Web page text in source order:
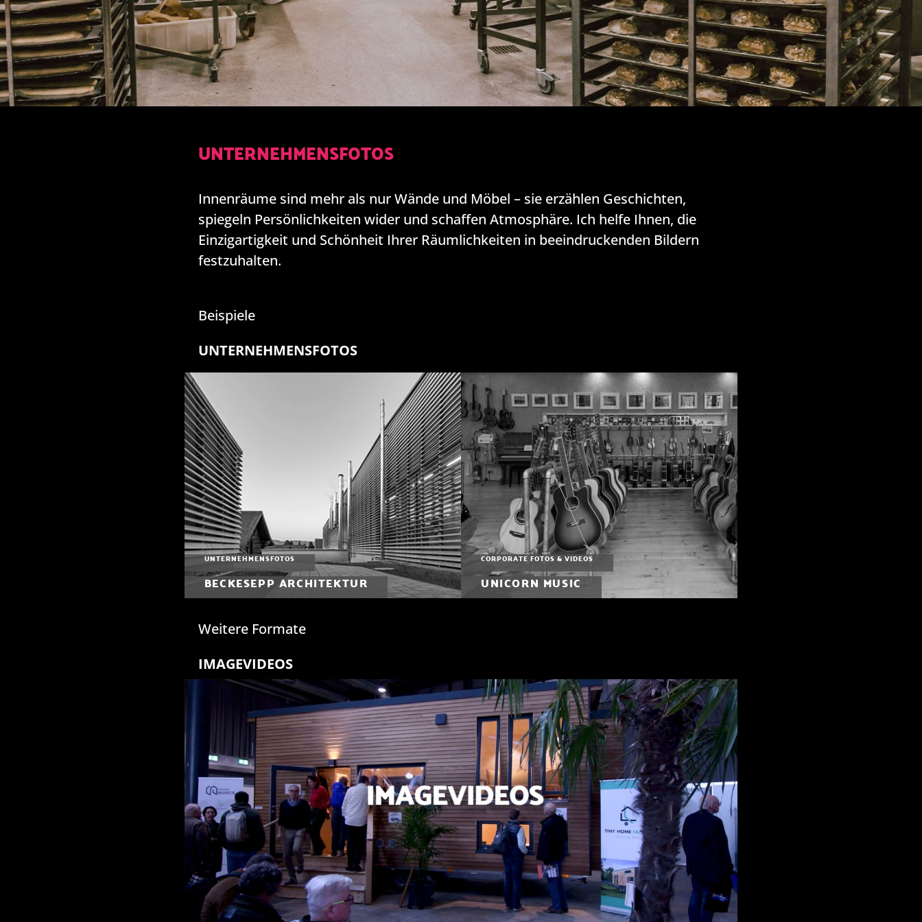
UNTERNEHMENSFOTOS
Innenräume sind mehr als nur Wände und Möbel – sie erzählen Geschichten,
spiegeln Persönlichkeiten wider und schaffen Atmosphäre. Ich helfe Ihnen, die
Einzigartigkeit und Schönheit Ihrer Räumlichkeiten in beeindruckenden Bildern
festzuhalten.
Beispiele
UNTERNEHMENSFOTOS
UNTERNEHMENSFOTOS
BECKESEPP ARCHITEKTUR
CORPORATE FOTOS & VIDEOS
UNICORN MUSIC
Weitere Formate
IMAGEVIDEOS